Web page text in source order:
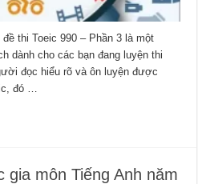
thi Toeic 990 – Phần 3 là một
dành cho các bạn đang luyện thi
đọc hiểu rõ và ôn luyện được
đó …
gia môn Tiếng Anh năm